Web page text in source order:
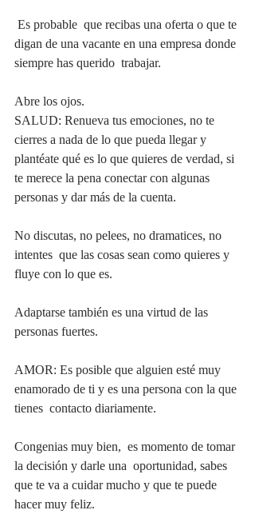
digan de una vacante en una empresa donde
siempre has querido  trabajar.
Abre los ojos.
SALUD: Renueva tus emociones, no te
cierres a nada de lo que pueda llegar y
plantéate qué es lo que quieres de verdad, si
te merece la pena conectar con algunas
personas y dar más de la cuenta.
No discutas, no pelees, no dramatices, no
intentes  que las cosas sean como quieres y
fluye con lo que es.
Adaptarse también es una virtud de las
personas fuertes.
AMOR: Es posible que alguien esté muy
enamorado de ti y es una persona con la que
tienes  contacto diariamente.
Congenias muy bien,  es momento de tomar
la decisión y darle una  oportunidad, sabes
que te va a cuidar mucho y que te puede
hacer muy feliz.